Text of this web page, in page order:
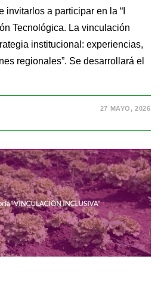
invitarlos a participar en la “I
Tecnológica. La vinculación
institucional: experiencias,
regionales”. Se desarrollará el
27 MAYO, 2026